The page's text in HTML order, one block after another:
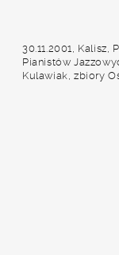
30.11.2001,
Pianistów
Kulawiak, zbiory